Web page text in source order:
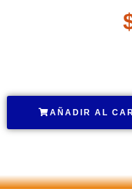
AÑADIR AL